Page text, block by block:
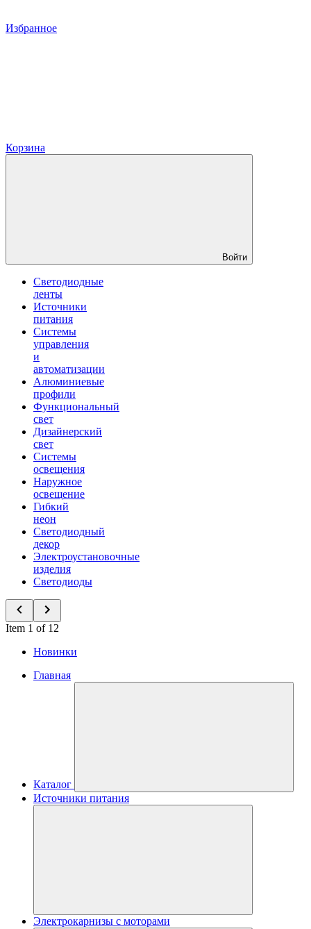
Избранное
Корзина
Войти
Светодиодные
ленты
Источники
питания
Системы
управления
и
автоматизации
Алюминиевые
профили
Функциональный
свет
Дизайнерский
свет
Системы
освещения
Наружное
освещение
Гибкий
неон
Светодиодный
декор
Электроустановочные
изделия
Светодиоды
Item 1 of 12
Новинки
Главная
Каталог
Источники питания
Электрокарнизы с моторами